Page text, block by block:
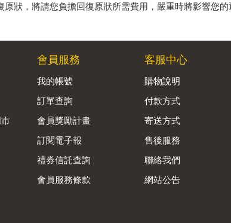
原狀，將請您負擔回復原狀所需費用，嚴重時將影響您的
會員服務
我的帳號
訂單查詢
會員獎勵計畫
訂閱電子報
禮券信託查詢
會員服務條款
客服中心
購物說明
付款方式
寄送方式
售後服務
聯絡我們
網站公告